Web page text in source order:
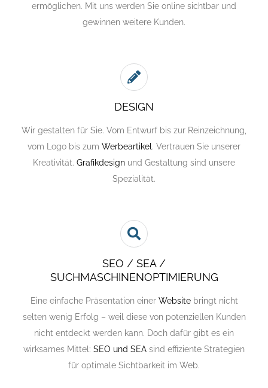
ermöglichen. Mit uns werden Sie online sichtbar und
gewinnen weitere Kunden.
DESIGN
Wir gestalten für Sie. Vom Entwurf bis zur Reinzeichnung,
vom Logo bis zum Werbeartikel . Vertrauen Sie unserer
Kreativität. Grafikdesign und Gestaltung sind unsere
Spezialität.
SEO / SEA /
SUCHMASCHINENOPTIMIERUNG
Eine einfache Präsentation einer Websitebringt nicht
selten wenig Erfolg – weil diese von potenziellen Kunden
nicht entdeckt werden kann. Doch dafür gibt es ein
wirksames Mittel: SEO und SEA sind effiziente Strategien
für optimale Sichtbarkeit im Web.